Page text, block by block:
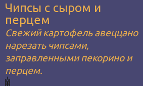
Чипсы с сыром и
перцем
Свежий картофель авеццано
нарезать чипсами,
заправленными пекорино и
перцем.